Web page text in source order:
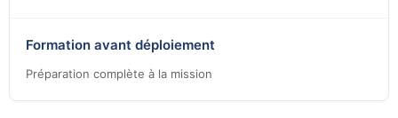
Formation avant déploiement
Préparation complète à la mission